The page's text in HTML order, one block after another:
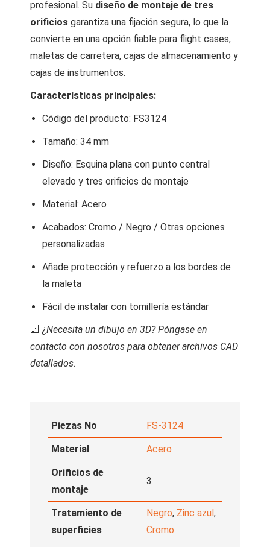
profesional. Su diseño de montaje de tres
orificios garantiza una fijación segura, lo que la
convierte en una opción fiable para flight cases,
maletas de carretera, cajas de almacenamiento y
cajas de instrumentos.
Características principales:
Código del producto: FS3124
Tamaño: 34 mm
Diseño: Esquina plana con punto central
elevado y tres orificios de montaje
Material: Acero
Acabados: Cromo / Negro / Otras opciones
personalizadas
Añade protección y refuerzo a los bordes de
la maleta
Fácil de instalar con tornillería estándar
📐¿Necesita un dibujo en 3D? Póngase en
contacto con nosotros para obtener archivos CAD
detallados.
Piezas No FS-3124
Material Acero
Orificios de
montaje
3
Tratamiento de
superficies
Negro, Zinc azul,
Cromo